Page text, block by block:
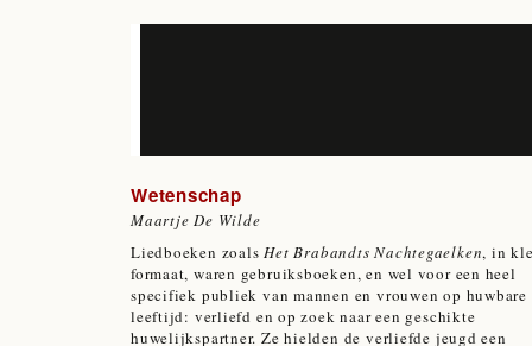
Wetenschap
Maartje De Wilde
Liedboeken zoalsHet Brabandts Nachtegaelken, in
formaat, waren gebruiksboeken, en wel voor een heel
specifiek publiek van mannen en vrouwen op huwbare
leeftijd: verliefd en op zoek naar een geschikte
huwelijkspartner. Ze hielden de verliefde jeugd een